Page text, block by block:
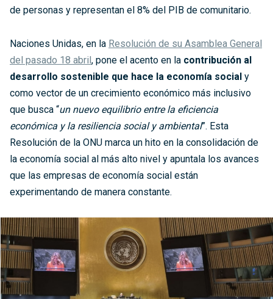
de personas y representan el 8% del PIB de comunitario.
Naciones Unidas, en la Resolución de su Asamblea General
del pasado 18 abril, pone el acento en la contribución al
desarrollo sostenible que hace la economía social y
como vector de un crecimiento económico más inclusivo
que busca “un nuevo equilibrio entre la eficiencia
económica y la resiliencia social y ambiental”. Esta
Resolución de la ONU marca un hito en la consolidación de
la economía social al más alto nivel y apuntala los avances
que las empresas de economía social están
experimentando de manera constante.